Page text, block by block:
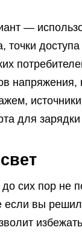
—
точки
для
сих пор не
если вы